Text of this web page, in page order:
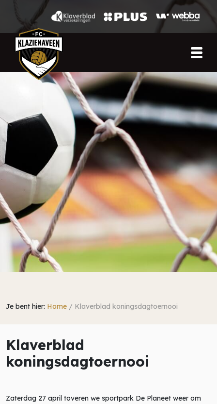
Je bent hier: Home / Klaverblad koningsdagtoernooi
Klaverblad
koningsdagtoernooi
Zaterdag 27 april toveren we sportpark De Planeet weer om